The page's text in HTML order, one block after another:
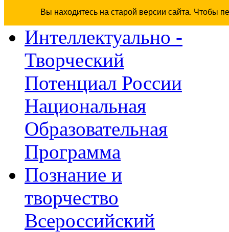
Вы находитесь на старой версии сайта. Чтобы
Интеллектуально -
Творческий
Потенциал России
Национальная
Образовательная
Программа
Познание и
творчество
Всероссийский